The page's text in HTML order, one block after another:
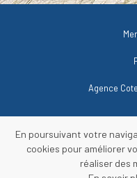
Agence
En poursuivant votre
cookies pour améliorer
réaliser des